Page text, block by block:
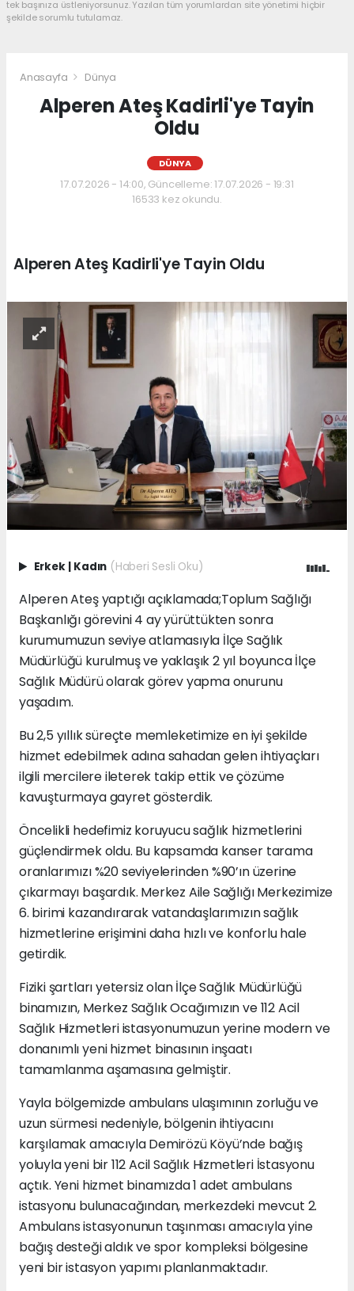
tek başınıza üstleniyorsunuz. Yazılan tüm yorumlardan site yönetimi hiçbir
şekilde sorumlu tutulamaz.
Anasayfa Dünya
Alperen Ateş Kadirli'ye Tayin
Oldu
DÜNYA
17.07.2026 - 14:00, Güncelleme: 17.07.2026 - 19:31
16533 kez okundu.
Alperen Ateş Kadirli'ye Tayin Oldu
Erkek Kadın (Haberi Sesli Oku)
Alperen Ateş yaptığı açıklamada;Toplum Sağlığı
Başkanlığı görevini 4 ay yürüttükten sonra
kurumumuzun seviye atlamasıyla İlçe Sağlık
Müdürlüğü kurulmuş ve yaklaşık 2 yıl boyunca İlçe
Sağlık Müdürü olarak görev yapma onurunu
yaşadım.
Bu 2,5 yıllık süreçte memleketimize en iyi şekilde
hizmet edebilmek adına sahadan gelen ihtiyaçları
ilgili mercilere ileterek takip ettik ve çözüme
kavuşturmaya gayret gösterdik.
Öncelikli hedefimiz koruyucu sağlık hizmetlerini
güçlendirmek oldu. Bu kapsamda kanser tarama
oranlarımızı %20 seviyelerinden %90’ın üzerine
çıkarmayı başardık. Merkez Aile Sağlığı Merkezimize
6. birimi kazandırarak vatandaşlarımızın sağlık
hizmetlerine erişimini daha hızlı ve konforlu hale
getirdik.
Fiziki şartları yetersiz olan İlçe Sağlık Müdürlüğü
binamızın, Merkez Sağlık Ocağımızın ve 112 Acil
Sağlık Hizmetleri istasyonumuzun yerine modern ve
donanımlı yeni hizmet binasının inşaatı
tamamlanma aşamasına gelmiştir.
Yayla bölgemizde ambulans ulaşımının zorluğu ve
uzun sürmesi nedeniyle, bölgenin ihtiyacını
karşılamak amacıyla Demirözü Köyü’nde bağış
yoluyla yeni bir 112 Acil Sağlık Hizmetleri İstasyonu
açtık. Yeni hizmet binamızda 1 adet ambulans
istasyonu bulunacağından, merkezdeki mevcut 2.
Ambulans istasyonunun taşınması amacıyla yine
bağış desteği aldık ve spor kompleksi bölgesine
yeni bir istasyon yapımı planlanmaktadır.